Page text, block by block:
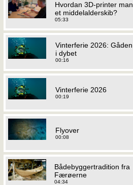
Hvordan 3D-printer man
et middelalderskib?
05:33
Vinterferie 2026: Gåden
i dybet
00:16
Vinterferie 2026
00:19
Flyover
00:08
Bådebyggertradition fra
Færøerne
04:34